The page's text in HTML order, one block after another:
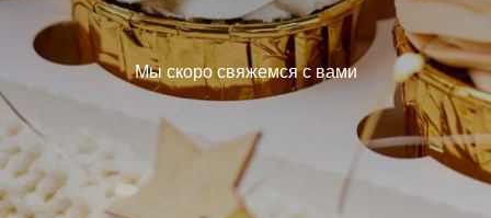
Мы скоро свяжемся с вами